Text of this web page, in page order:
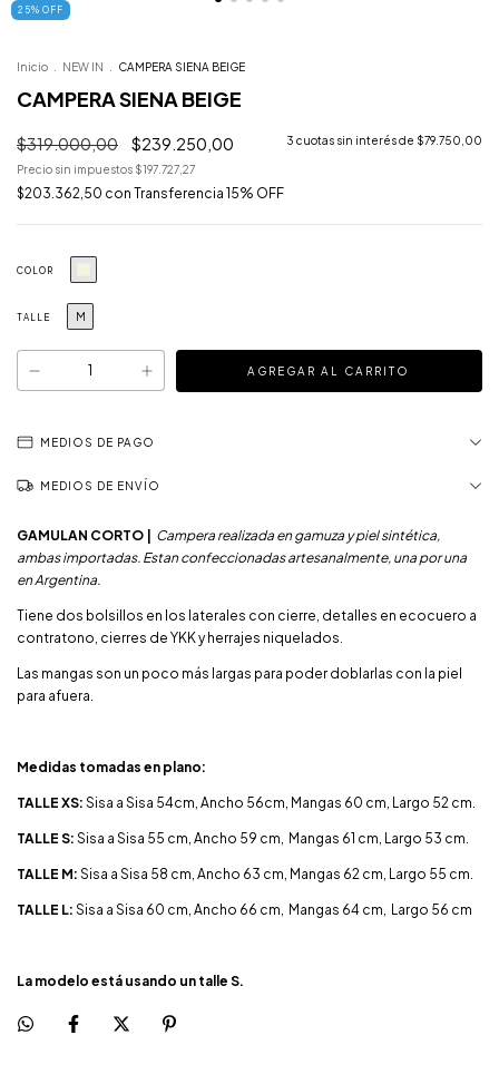
25% OFF
Inicio . NEW IN . CAMPERA SIENA BEIGE
CAMPERA SIENA BEIGE
$319.000,00 $239.250,00 3 cuotas sin interés de $79.750,00
Precio sin impuestos $197.727,27
$203.362,50 con Transferencia 15% OFF
COLOR
TALLE M
MEDIOS DE PAGO
MEDIOS DE ENVÍO
GAMULAN CORTO | Campera realizada en gamuza y piel sintética,
ambas importadas. Estan confeccionadas artesanalmente, una por una
en Argentina.
Tiene dos bolsillos en los laterales con cierre, detalles en ecocuero a
contratono, cierres de YKK y herrajes niquelados.
Las mangas son un poco más largas para poder doblarlas con la piel
para afuera.
Medidas tomadas en plano:
TALLE XS: Sisa a Sisa 54cm, Ancho 56cm, Mangas 60 cm, Largo 52 cm.
TALLE S: Sisa a Sisa 55 cm, Ancho 59 cm, Mangas 61 cm, Largo 53 cm.
TALLE M: Sisa a Sisa 58 cm, Ancho 63 cm, Mangas 62 cm, Largo 55 cm.
TALLE L: Sisa a Sisa 60 cm, Ancho 66 cm, Mangas 64 cm, Largo 56 cm
La modelo está usando un talle S.